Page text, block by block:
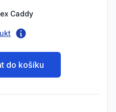
Caddy
do košíku